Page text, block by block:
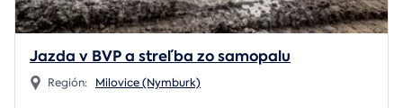
Jazda v BVP a streľba zo samopalu
Región: Milovice (Nymburk)